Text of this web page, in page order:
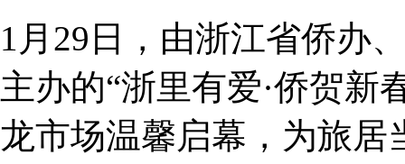
1月29日，由浙江省侨办
主办的“浙里有爱·侨贺新
龙市场温馨启幕，为旅居